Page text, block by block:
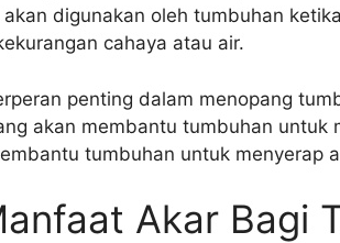
akan digunakan oleh tumbuhan
cahaya atau air.
penting dalam menopang
akan membantu tumbuhan
tumbuhan untuk menyerap
Akar Bagi